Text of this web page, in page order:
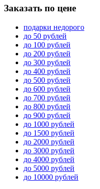
Заказать по цене
подарки недорого
до 50 рублей
до 100 рублей
до 200 рублей
до 300 рублей
до 400 рублей
до 500 рублей
до 600 рублей
до 700 рублей
до 800 рублей
до 900 рублей
до 1000 рублей
до 1500 рублей
до 2000 рублей
до 3000 рублей
до 4000 рублей
до 5000 рублей
до 10000 рублей